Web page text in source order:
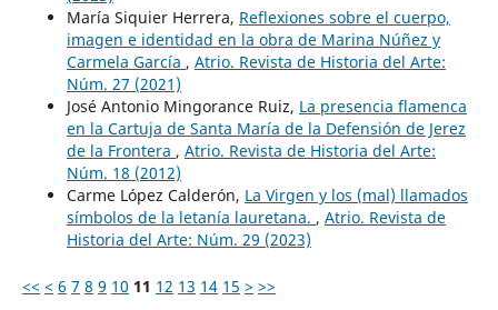
María Siquier Herrera, Reflexiones sobre el cuerpo,
imagen e identidad en la obra de Marina Núñez y
Carmela García , Atrio. Revista de Historia del Arte:
Núm. 27 (2021)
José Antonio Mingorance Ruiz, La presencia flamenca
en la Cartuja de Santa María de la Defensión de Jerez
de la Frontera , Atrio. Revista de Historia del Arte:
Núm. 18 (2012)
Carme López Calderón, La Virgen y los (mal) llamados
símbolos de la letanía lauretana. , Atrio. Revista de
Historia del Arte: Núm. 29 (2023)
<< < 6 7 8 9 10 11 12 13 14 15 > >>